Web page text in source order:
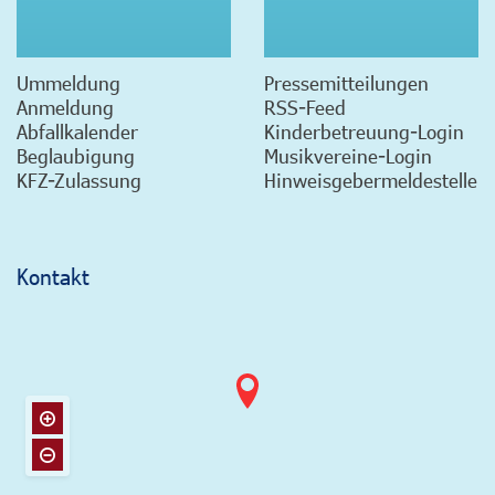
Ummeldung
Anmeldung
Abfallkalender
Beglaubigung
KFZ-Zulassung
Pressemitteilungen
RSS-Feed
Kinderbetreuung-Login
Musikvereine-Login
Hinweisgebermeldestelle
Kontakt